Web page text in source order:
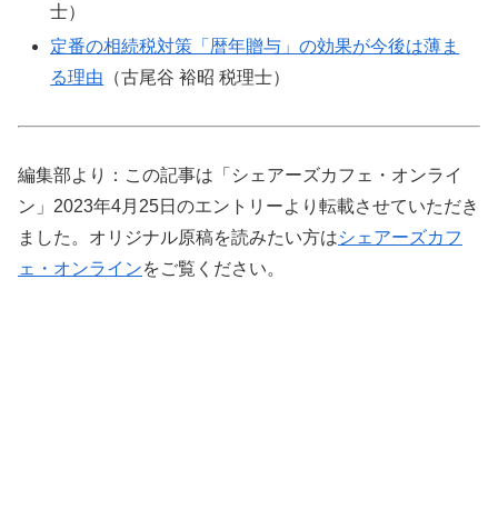
士）
定番の相続税対策「暦年贈与」の効果が今後は薄ま
る理由 （古尾谷 裕昭 税理士）
編集部より：この記事は「シェアーズカフェ・オンライ
ン」2023年4月25日のエントリーより転載させていただき
ました。オリジナル原稿を読みたい方はシェアーズカフ
ェ・オンラインをご覧ください。